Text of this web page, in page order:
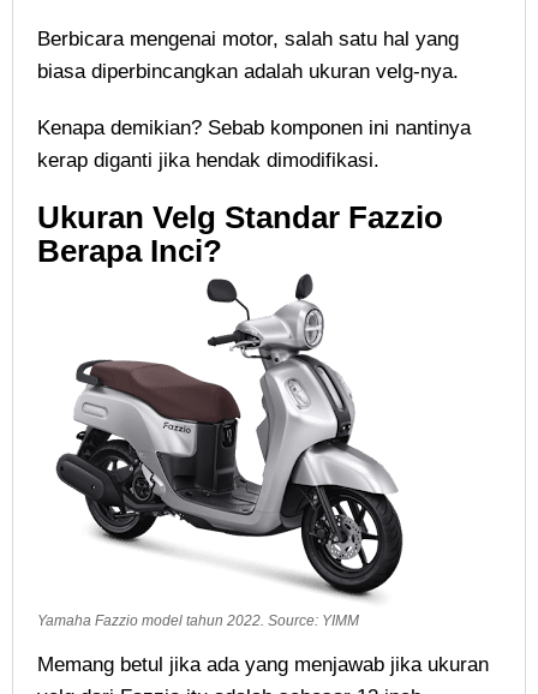
Berbicara mengenai motor, salah satu hal yang
biasa diperbincangkan adalah ukuran velg-nya.
Kenapa demikian? Sebab komponen ini nantinya
kerap diganti jika hendak dimodifikasi.
Ukuran Velg Standar Fazzio
Berapa Inci?
Yamaha Fazzio model tahun 2022. Source: YIMM
Memang betul jika ada yang menjawab jika ukuran